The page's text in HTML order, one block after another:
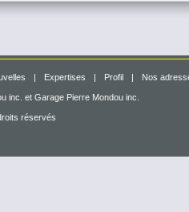
| Expertises | Profil | Nos
inc. et Garage Pierre Mondou inc.
réservés